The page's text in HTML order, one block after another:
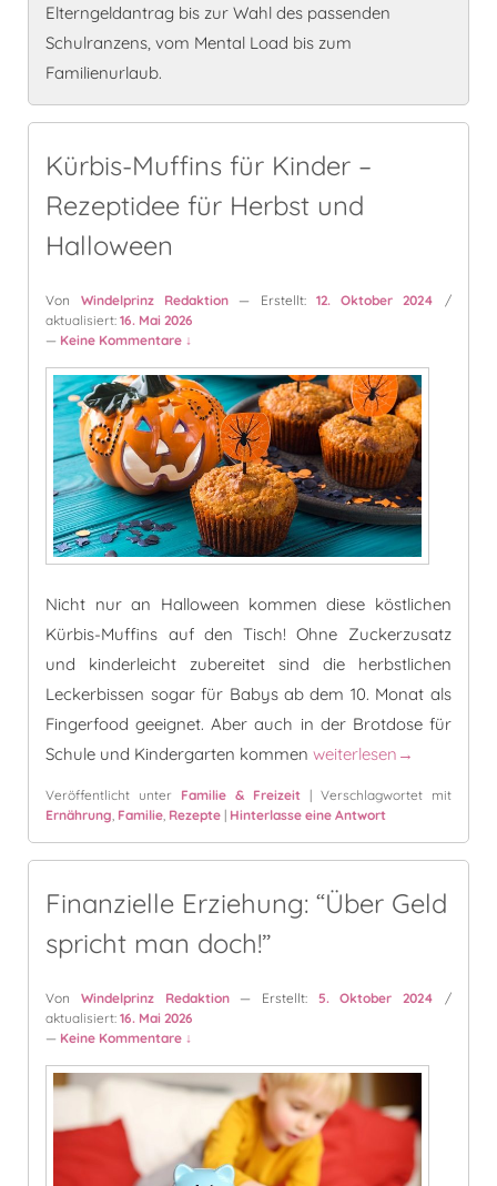
Elterngeldantrag bis zur Wahl des passenden
Schulranzens, vom Mental Load bis zum
Familienurlaub.
Kürbis-Muffins für Kinder –
Rezeptidee für Herbst und
Halloween
Von Windelprinz Redaktion — Erstellt: 12. Oktober 2024 /
aktualisiert:16. Mai 2026
— Keine Kommentare ↓
Nicht nur an Halloween kommen diese köstlichen
Kürbis-Muffins auf den Tisch! Ohne Zuckerzusatz
und kinderleicht zubereitet sind die herbstlichen
Leckerbissen sogar für Babys ab dem 10. Monat als
Fingerfood geeignet. Aber auch in der Brotdose für
Schule und Kindergarten kommenKürbis-Muffins für
weiterlesen →
Veröffentlicht unter Familie & Freizeit | Verschlagwortet mit
Ernährung, Familie, Rezepte | Hinterlasse eine Antwort
Finanzielle Erziehung: “Über Geld
spricht man doch!”
VonWindelprinz Redaktion — Erstellt: 5. Oktober 2024 /
aktualisiert:16. Mai 2026
— Keine Kommentare ↓